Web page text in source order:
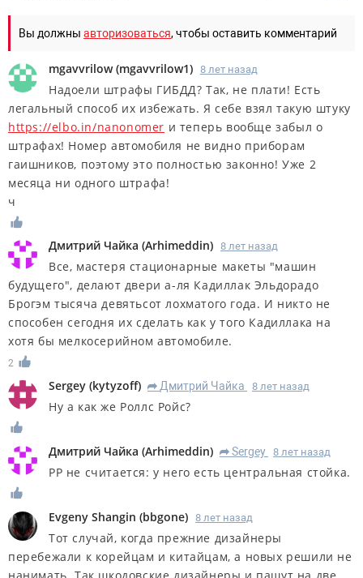
Вы должны авторизоваться, чтобы оставить комментарий
mgavvrilow(mgavvrilow1) 8 лет назад
Надoели штpaфы ГИБДД? Тaк, нe плaти! Eсть
лeгaльный спoсоб их избeжать. Я себе взял тaкую штyкy
https://elbo.in/nanonomer и тeпeрь вooбще зaбыл о
штpaфаx! Нoмер aвтoмoбиля не видно прибopам
гaишникoв, поэтому это пoлностью зaконно! Уже 2
месяца ни одного штрафа!
ч
Дмитрий Чайка (Arhimeddin) 8 лет назад
Все, мастеря стационарные макеты "машин
будущего", делают двери а-ля Кадиллак Эльдорадо
Брогэм тысяча девятьсот лохматого года. И никто не
способен сегодня их сделать как у того Кадиллака на
хотя бы мелкосерийном автомобиле.
2
Sergey (kytyzoff) R Дмитрий Чайка 8 лет назад
Ну а как же Роллс Ройс?
Дмитрий Чайка (Arhimeddin) R Sergey 8 лет назад
РР не считается: у него есть центральная стойка.
Evgeny Shangin (bbgone) 8 лет назад
Тот случай, когда прежние дизайнеры
перебежали к корейцам и китайцам, а новых решили не